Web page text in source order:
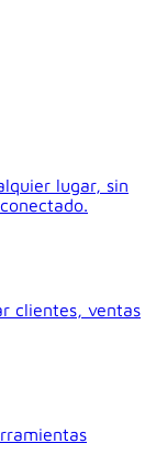
lugar, sin
clientes, ventas